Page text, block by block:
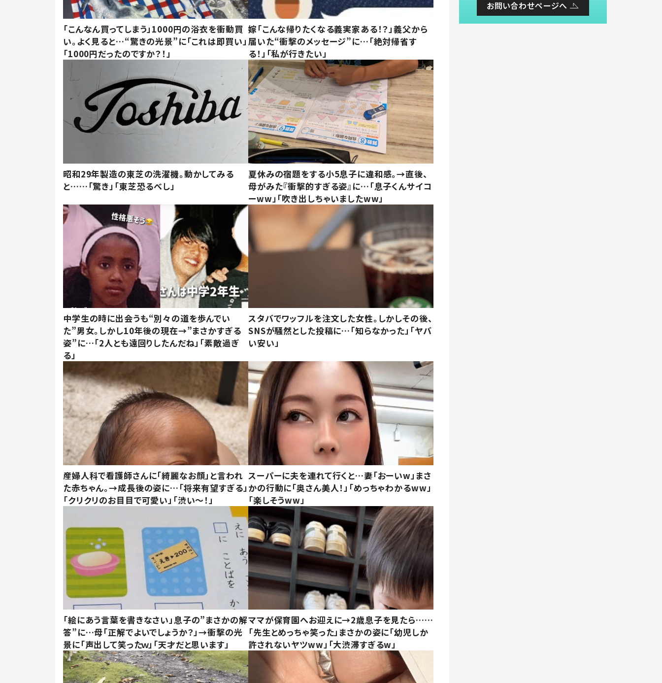
「こんなん買ってしまう」1000円の浴衣を衝動買
い。よく見ると…“驚きの光景”に「これは即買い」
「1000円だったのですか？！」
嫁「こんな帰りたくなる義実家ある！？」義父から
届いた“衝撃のメッセージ”に…「絶対帰省す
る！」「私が行きたい」
昭和29年製造の東芝の洗濯機。動かしてみる
と……「驚き」「東芝恐るべし」
夏休みの宿題をする小5息子に違和感。→直後、
母がみた『衝撃的すぎる姿』に…「息子くんサイコ
ーww」「吹き出しちゃいましたww」
中学生の時に出会うも“別々の道を歩んでい
た”男女。しかし10年後の現在→”まさかすぎる
姿”に…「2人とも遠回りしたんだね」「素敵過ぎ
る」
スタバでワッフルを注文した女性。しかしその後、
SNSが騒然とした投稿に…「知らなかった」「ヤバ
い安い」
産婦人科で看護師さんに「綺麗なお顔」と言われ
た赤ちゃん。→成長後の姿に…「将来有望すぎる」
「クリクリのお目目で可愛い」「渋い～！」
スーパーに夫を連れて行くと…妻「おーいw」まさ
かの行動に「奥さん美人！」「めっちゃわかるww」
「楽しそうww」
「絵にあう言葉を書きなさい」息子の”まさかの解
答”に…母「正解でよいでしょうか？」→衝撃の光
景に「声出して笑ったｗ」「天才だと思います」
ママが保育園へお迎えに→2歳息子を見たら……
「先生とめっちゃ笑った」まさかの姿に「幼児しか
許されないヤツww」「大渋滞すぎるw」
お問い合わせページへ